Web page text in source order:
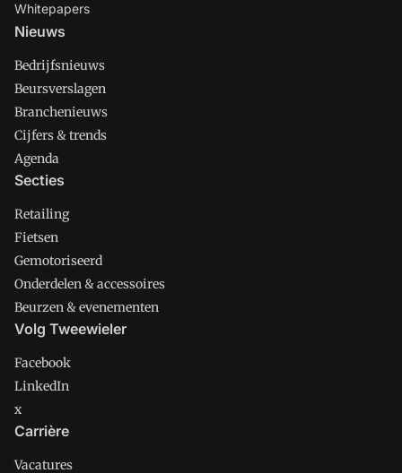
Whitepapers
Nieuws
Bedrijfsnieuws
Beursverslagen
Branchenieuws
Cijfers & trends
Agenda
Secties
Retailing
Fietsen
Gemotoriseerd
Onderdelen & accessoires
Beurzen & evenementen
Volg Tweewieler
Facebook
LinkedIn
x
Carrière
Vacatures